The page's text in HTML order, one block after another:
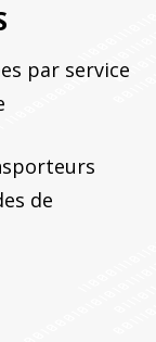
par service
de